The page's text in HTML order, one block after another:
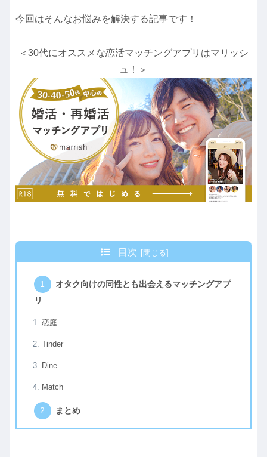
今回はそんなお悩みを解決する記事です！
＜30代にオススメな恋活マッチングアプリはマリッシ
ュ！＞
目次
オタク向けの同性とも出会えるマッチングアプ
リ
恋庭
Tinder
Dine
Match
まとめ